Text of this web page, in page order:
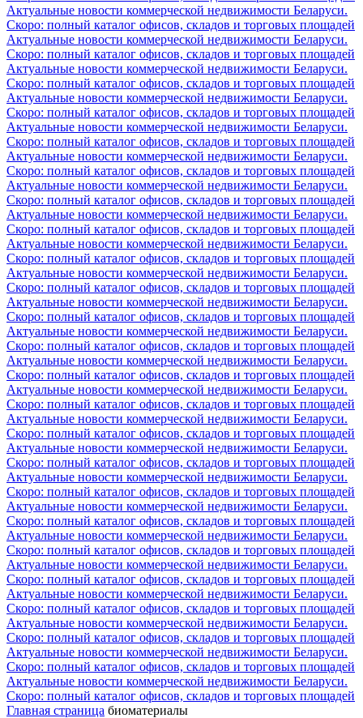
Актуальные новости коммерческой недвижимости Беларуси.
Скоро: полный каталог офисов, складов и торговых площадей
Актуальные новости коммерческой недвижимости Беларуси.
Скоро: полный каталог офисов, складов и торговых площадей
Актуальные новости коммерческой недвижимости Беларуси.
Скоро: полный каталог офисов, складов и торговых площадей
Актуальные новости коммерческой недвижимости Беларуси.
Скоро: полный каталог офисов, складов и торговых площадей
Актуальные новости коммерческой недвижимости Беларуси.
Скоро: полный каталог офисов, складов и торговых площадей
Актуальные новости коммерческой недвижимости Беларуси.
Скоро: полный каталог офисов, складов и торговых площадей
Актуальные новости коммерческой недвижимости Беларуси.
Скоро: полный каталог офисов, складов и торговых площадей
Актуальные новости коммерческой недвижимости Беларуси.
Скоро: полный каталог офисов, складов и торговых площадей
Актуальные новости коммерческой недвижимости Беларуси.
Скоро: полный каталог офисов, складов и торговых площадей
Актуальные новости коммерческой недвижимости Беларуси.
Скоро: полный каталог офисов, складов и торговых площадей
Актуальные новости коммерческой недвижимости Беларуси.
Скоро: полный каталог офисов, складов и торговых площадей
Актуальные новости коммерческой недвижимости Беларуси.
Скоро: полный каталог офисов, складов и торговых площадей
Актуальные новости коммерческой недвижимости Беларуси.
Скоро: полный каталог офисов, складов и торговых площадей
Актуальные новости коммерческой недвижимости Беларуси.
Скоро: полный каталог офисов, складов и торговых площадей
Актуальные новости коммерческой недвижимости Беларуси.
Скоро: полный каталог офисов, складов и торговых площадей
Актуальные новости коммерческой недвижимости Беларуси.
Скоро: полный каталог офисов, складов и торговых площадей
Актуальные новости коммерческой недвижимости Беларуси.
Скоро: полный каталог офисов, складов и торговых площадей
Актуальные новости коммерческой недвижимости Беларуси.
Скоро: полный каталог офисов, складов и торговых площадей
Актуальные новости коммерческой недвижимости Беларуси.
Скоро: полный каталог офисов, складов и торговых площадей
Актуальные новости коммерческой недвижимости Беларуси.
Скоро: полный каталог офисов, складов и торговых площадей
Актуальные новости коммерческой недвижимости Беларуси.
Скоро: полный каталог офисов, складов и торговых площадей
Актуальные новости коммерческой недвижимости Беларуси.
Скоро: полный каталог офисов, складов и торговых площадей
Актуальные новости коммерческой недвижимости Беларуси.
Скоро: полный каталог офисов, складов и торговых площадей
Актуальные новости коммерческой недвижимости Беларуси.
Скоро: полный каталог офисов, складов и торговых площадей
Главная страница биоматериалы